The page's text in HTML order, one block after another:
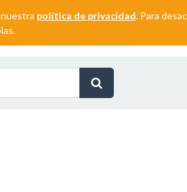
política de privacidad. Para